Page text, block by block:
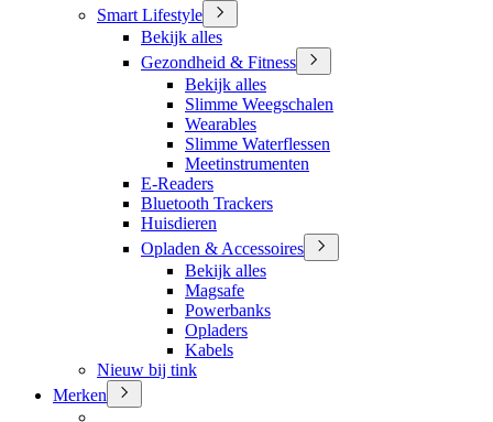
Smart Lifestyle
Bekijk alles
Gezondheid & Fitness
Bekijk alles
Slimme Weegschalen
Wearables
Slimme Waterflessen
Meetinstrumenten
E-Readers
Bluetooth Trackers
Huisdieren
Opladen & Accessoires
Bekijk alles
Magsafe
Powerbanks
Opladers
Kabels
Nieuw bij tink
Merken